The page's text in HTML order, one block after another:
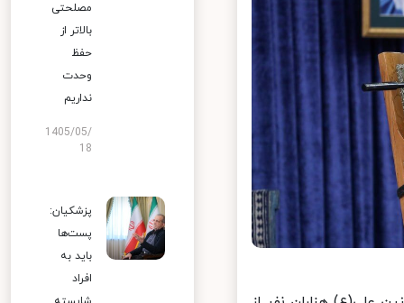
مصلحتی
بالاتر از
حفظ
وحدت
نداریم
1405/05/
18
پزشکیان:
پست‌ها
باید به
افراد